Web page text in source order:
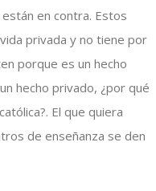
en contra. Estos
privada y no tiene por
porque es un hecho
hecho privado, ¿por qué
El que quiera
de enseñanza se den